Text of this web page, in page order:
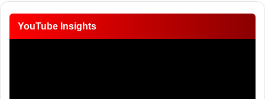
YouTube Insights